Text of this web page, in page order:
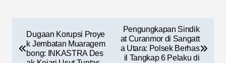
Dugaan Korupsi Proye
k Jembatan Muaragem
bong: INKASTRA Des
Pengungkapan Sindik
at Curanmor di Sangatt
a Utara: Polsek Berhas
il Tangkap 6 Pelaku di